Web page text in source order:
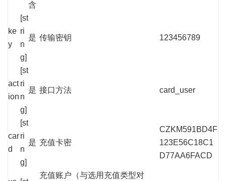
含
ke
y
[st
ri
n
g]
是 传输密钥 123456789
act
ion
[st
ri
n
g]
是 接口方法 card_user
car
d
[st
ri
n
g]
是 充值卡密
CZKM591BD4F
123E56C18C1
D77AA6FACD
充值账户（与选用充值类型对